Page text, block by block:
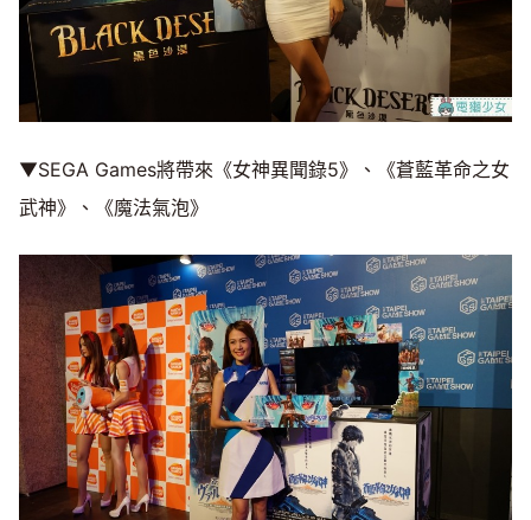
▼SEGA Games將帶來《女神異聞錄5》、《蒼藍革命之女
武神》、《魔法氣泡》